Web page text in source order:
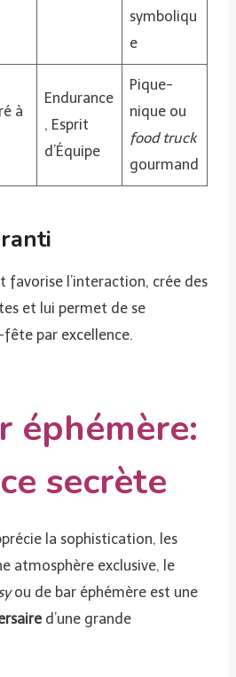
symboliqu
e
à
Endurance
, Esprit
d’Équipe
Pique-
nique ou
food truck
gourmand
favorise l’interaction, crée des
et lui permet de se
fête par excellence.
éphémère:
secrète
la sophistication, les
atmosphère exclusive, le
ou de bar éphémère est une
d’une grande